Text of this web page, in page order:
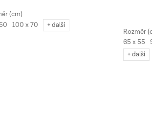
100 x 70 + další
65 x 55
+ další